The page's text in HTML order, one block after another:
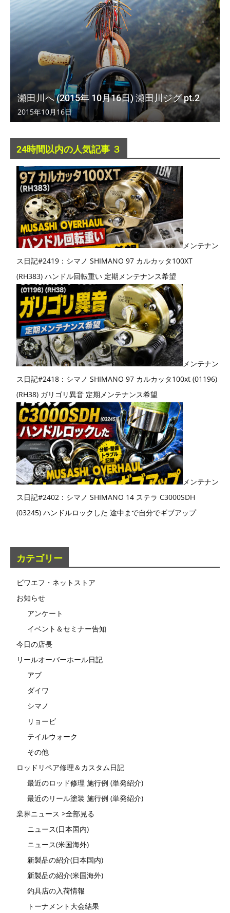
瀬田川へ (2015年 10月16日) 瀬田川ジグ pt.2
2015年10月16日
24時間以内の人気記事 ３
メンテナン
ス日記#2419：シマノ SHIMANO 97 カルカッタ100XT
(RH383) ハンドル回転重い 定期メンテナンス希望
メンテナン
ス日記#2418：シマノ SHIMANO 97 カルカッタ100xt (01196)
(RH38) ガリゴリ異音 定期メンテナンス希望
メンテナン
ス日記#2402：シマノ SHIMANO 14 ステラ C3000SDH
(03245) ハンドルロックした 途中まで自分でギブアップ
カテゴリー
ビワエフ・ネットストア
お知らせ
アンケート
イベント＆セミナー告知
今日の店長
リールオーバーホール日記
アブ
ダイワ
シマノ
リョービ
テイルウォーク
その他
ロッドリペア修理＆カスタム日記
最近のロッド修理 施行例 (単発紹介)
最近のリール塗装 施行例 (単発紹介)
業界ニュース >全部見る
ニュース(日本国内)
ニュース(米国海外)
新製品の紹介(日本国内)
新製品の紹介(米国海外)
釣具店の入荷情報
トーナメント大会結果